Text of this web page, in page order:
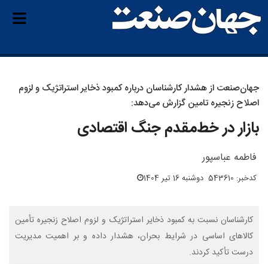
جهان‌صنعت از هشدار کارشناسان درباره کمبود ذخایر استراتژیک و لزوم
اصلاح زنجیره تامین گزارش می‌دهد:
بازار در خط‌مقدم جنگ اقتصادی
فاطمه عباسپور
کدخبر: 543610 دوشنبه 16 تیر 1404
کارشناسان نسبت به کمبود ذخایر استراتژیک و لزوم اصلاح زنجیره تأمین
کالاهای اساسی در شرایط بحران، هشدار داده و بر اهمیت مدیریت
درست تأکید کردند.